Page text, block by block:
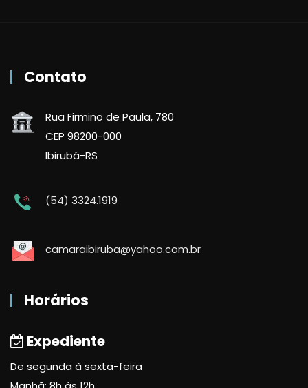
Contato
Rua Firmino de Paula, 780
CEP 98200-000
Ibirubá-RS
(54) 3324.1919
camaraibiruba@yahoo.com.br
Horários
Expediente
De segunda à sexta-feira